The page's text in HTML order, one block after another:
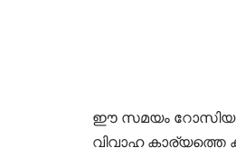
ഈ സമയം
വിവാഹ കാര്യത്തെ